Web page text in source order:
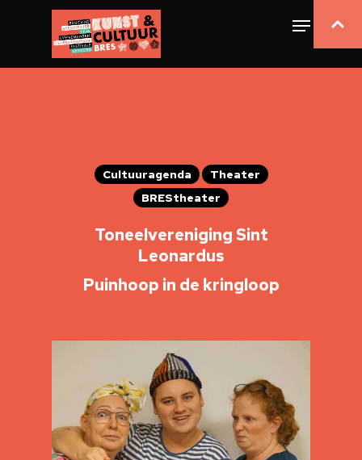
Cultuuragenda
Theater
BREStheater
Toneelvereniging Sint
Leonardus
Puinhoop in de kringloop